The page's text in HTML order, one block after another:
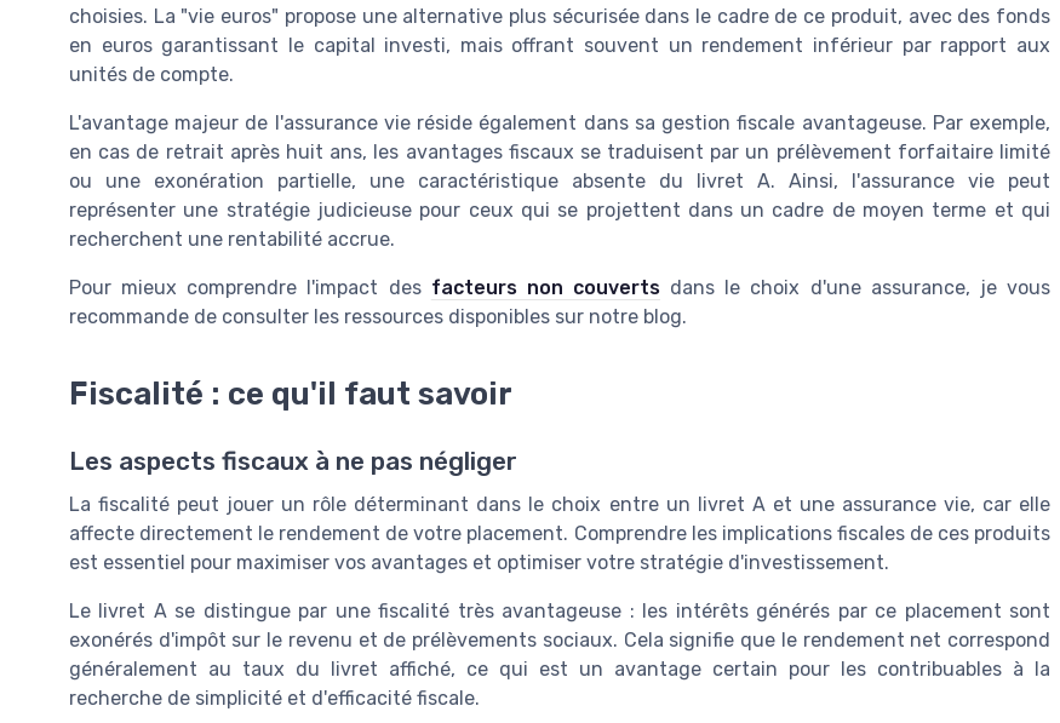
choisies. La "vie euros" propose une alternative plus sécurisée dans le cadre de ce produit, avec des fonds
en euros garantissant le capital investi, mais offrant souvent un rendement inférieur par rapport aux
unités de compte.
L'avantage majeur de l'assurance vie réside également dans sa gestion fiscale avantageuse. Par exemple,
en cas de retrait après huit ans, les avantages fiscaux se traduisent par un prélèvement forfaitaire limité
ou une exonération partielle, une caractéristique absente du livret A. Ainsi, l'assurance vie peut
représenter une stratégie judicieuse pour ceux qui se projettent dans un cadre de moyen terme et qui
recherchent une rentabilité accrue.
Pour mieux comprendre l'impact des facteurs non couverts dans le choix d'une assurance, je vous
recommande de consulter les ressources disponibles sur notre blog.
Fiscalité : ce qu'il faut savoir
Les aspects fiscaux à ne pas négliger
La fiscalité peut jouer un rôle déterminant dans le choix entre un livret A et une assurance vie, car elle
affecte directement le rendement de votre placement. Comprendre les implications fiscales de ces produits
est essentiel pour maximiser vos avantages et optimiser votre stratégie d'investissement.
Le livret A se distingue par une fiscalité très avantageuse : les intérêts générés par ce placement sont
exonérés d'impôt sur le revenu et de prélèvements sociaux. Cela signifie que le rendement net correspond
généralement au taux du livret affiché, ce qui est un avantage certain pour les contribuables à la
recherche de simplicité et d'efficacité fiscale.